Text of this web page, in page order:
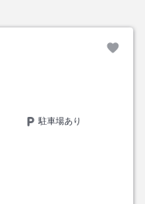
駐車場あり